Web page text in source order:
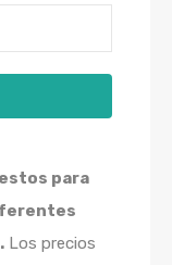
para
Los precios